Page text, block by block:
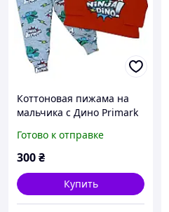
Коттоновая пижама на
мальчика с Дино Primark
Готово к отправке
300₴
Купить